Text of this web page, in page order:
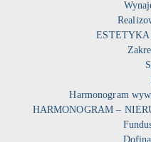
Harmonogram
HARMONOGRAM –